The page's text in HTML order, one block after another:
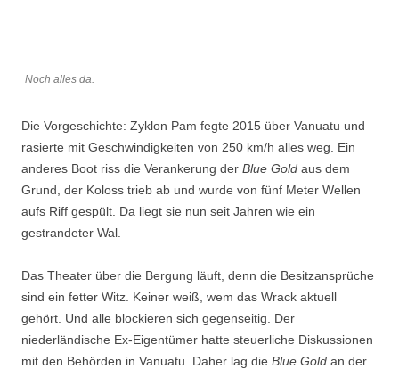
Noch alles da.
Die Vorgeschichte: Zyklon Pam fegte 2015 über Vanuatu und
rasierte mit Geschwindigkeiten von 250 km/h alles weg. Ein
anderes Boot riss die Verankerung der Blue Gold aus dem
Grund, der Koloss trieb ab und wurde von fünf Meter Wellen
aufs Riff gespült. Da liegt sie nun seit Jahren wie ein
gestrandeter Wal.
Das Theater über die Bergung läuft, denn die Besitzansprüche
sind ein fetter Witz. Keiner weiß, wem das Wrack aktuell
gehört. Und alle blockieren sich gegenseitig. Der
niederländische Ex-Eigentümer hatte steuerliche Diskussionen
mit den Behörden in Vanuatu. Daher lag die Blue Gold an der